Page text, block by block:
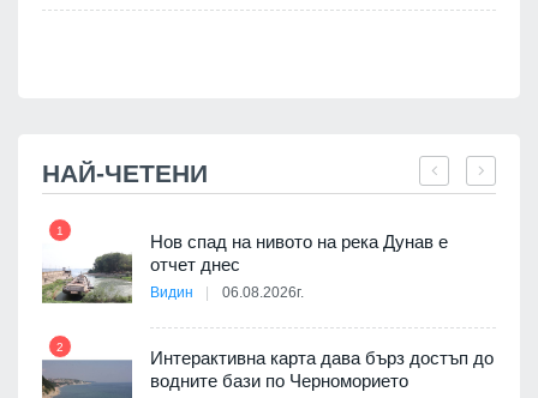
НАЙ-ЧЕТЕНИ
1
Нов спад на нивото на река Дунав е
отчет днес
Видин 06.08.2026г.
2
Интерактивна карта дава бърз достъп до
водните бази по Черноморието